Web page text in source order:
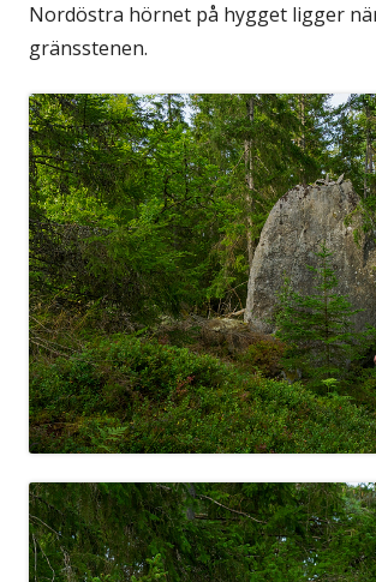
Nordöstra hörnet på hygget ligger
gränsstenen.